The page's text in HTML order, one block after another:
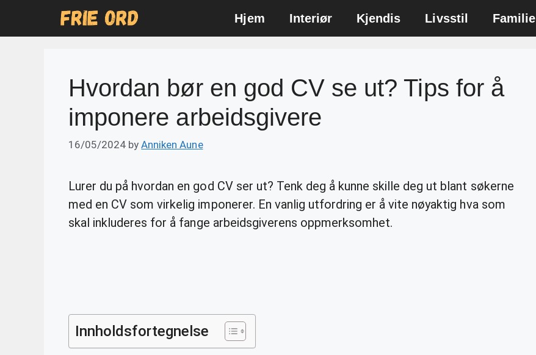
Hjem Interiør Kjendis Livsstil Familie
Hvordan bør en god CV se ut? Tips for å
imponere arbeidsgivere
16/05/2024 byAnniken Aune
Lurer du på hvordan en god CV ser ut? Tenk deg å kunne skille deg ut blant søkerne
med en CV som virkelig imponerer. En vanlig utfordring er å vite nøyaktig hva som
skal inkluderes for å fange arbeidsgiverens oppmerksomhet.
Innholdsfortegnelse